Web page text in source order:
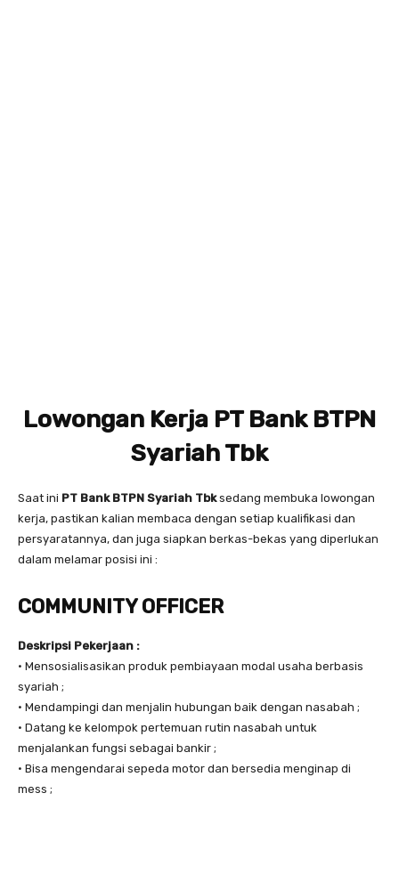
Lowongan Kerja PT Bank BTPN
Syariah Tbk
Saat ini PT Bank BTPN Syariah Tbksedang membuka lowongan
kerja, pastikan kalian membaca dengan setiap kualifikasi dan
persyaratannya, dan juga siapkan berkas-bekas yang diperlukan
dalam melamar posisi ini :
COMMUNITY OFFICER
Deskripsi Pekerjaan :
• Mensosialisasikan produk pembiayaan modal usaha berbasis
syariah ;
• Mendampingi dan menjalin hubungan baik dengan nasabah ;
• Datang ke kelompok pertemuan rutin nasabah untuk
menjalankan fungsi sebagai bankir ;
• Bisa mengendarai sepeda motor dan bersedia menginap di
mess ;